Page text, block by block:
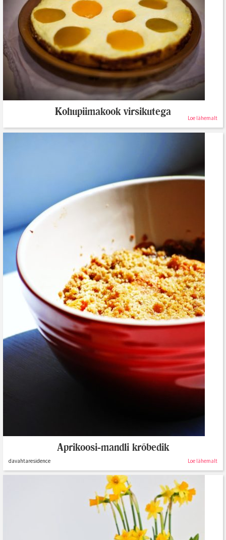
Kohupiimakook virsikutega
Loe lähemalt
Aprikoosi-mandli krõbedik
davahtaresidence Loe lähemalt